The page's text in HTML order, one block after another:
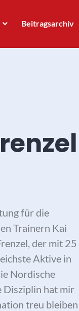
Beitragsarchiv
für die
Trainern Kai
der mit 25
Aktive in
Nordische
Disziplin hat mir
treu bleiben